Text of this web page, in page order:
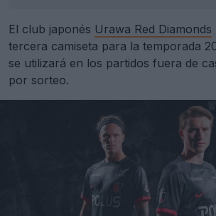
El club japonés Urawa Red Diamonds
tercera camiseta para la temporada
se utilizará en los partidos fuera de
por sorteo.